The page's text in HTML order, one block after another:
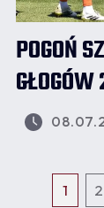
POGOŃ
1 2